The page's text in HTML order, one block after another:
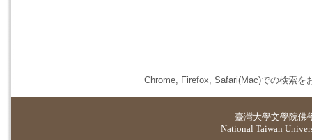
Chrome, Firefox, Safari(Mac)での検索を
臺灣大學文學院佛
National Taiwan